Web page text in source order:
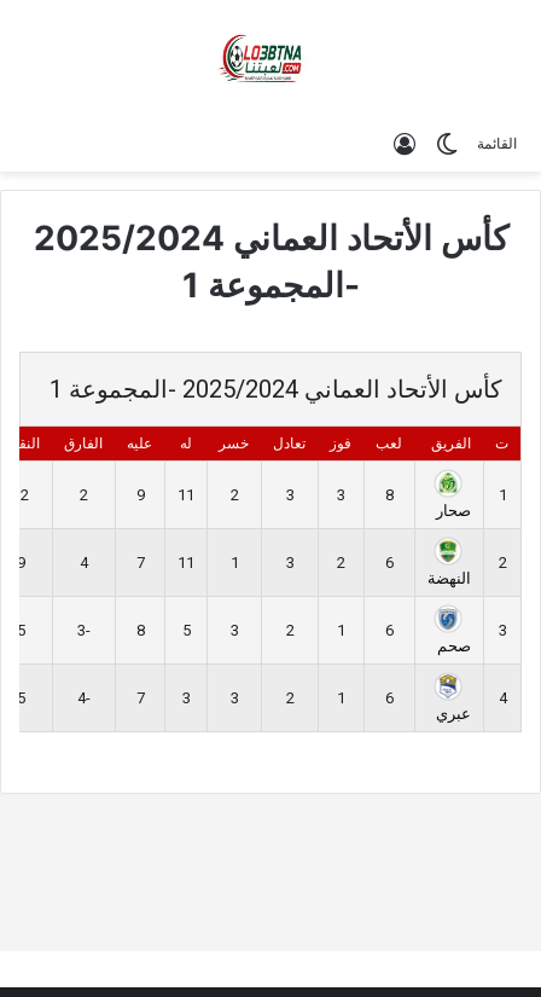
القائمة الوضع المظلم
كأس الأتحاد العماني 2025/2024
-المجموعة 1
كأس الأتحاد العماني 2025/2024 -المجموعة 1
ت الفريق لعب فوز تعادل خسر له عليه الفارق النقاط
1
صحار
8
3
3
2
11
9
2
12
2
النهضة
6
2
3
1
11
7
4
9
3
صحم
6
1
2
3
5
8
-3
5
4
عبري
6
1
2
3
3
7
-4
5